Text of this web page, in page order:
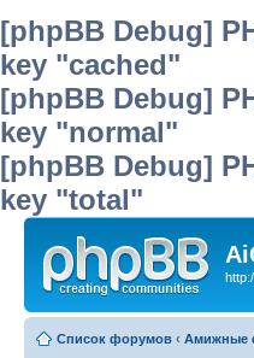
[phpBB Debug]
key "cached"
[phpBB Debug]
key "normal"
[phpBB Debug]
key "total"
Список форумов ‹ Амижные